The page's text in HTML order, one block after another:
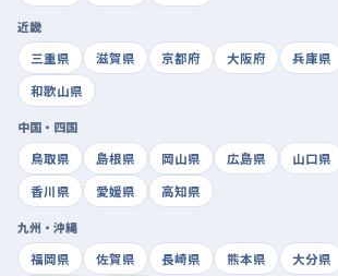
近畿
三重県
滋賀県 京都府 大阪府 兵庫県
和歌山県
中国・四国
鳥取県
島根県 岡山県 広島県 山口県
香川県
愛媛県 高知県
九州・沖縄
福岡県
佐賀県 長崎県 熊本県 大分県